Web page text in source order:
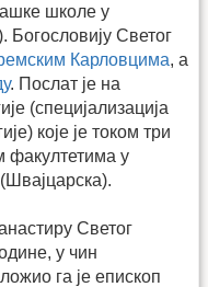
школе у
Светог
Карловцима, а
. Послат је на
(специјализација
које је током три
факултетима у
Светог
у чин
га је епископ